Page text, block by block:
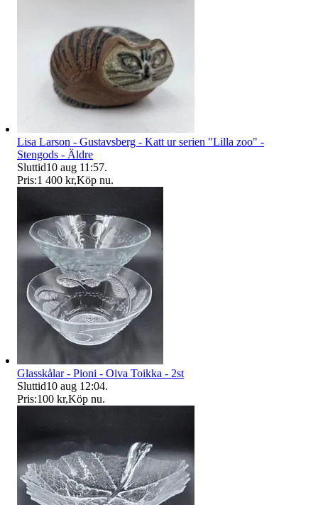
Lisa Larson - Gustavsberg - Katt ur serien "Lilla zoo" -
Stengods - Äldre
Sluttid10 aug 11:57.
Pris:1 400 kr,Köp nu.
Glasskålar - Pioni - Oiva Toikka - 2st
Sluttid10 aug 12:04.
Pris:100 kr,Köp nu.